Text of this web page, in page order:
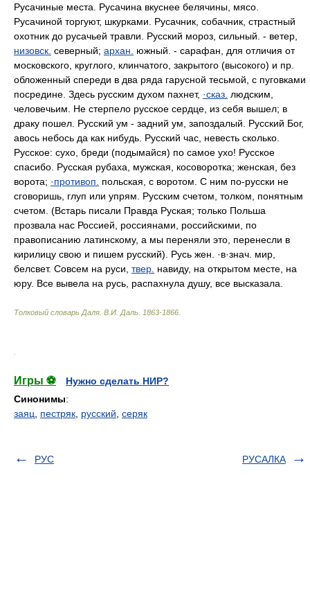
Русачиные места. Русачина вкуснее белячины, мясо.
Русачиной торгуют, шкурками. Русачник, собачник, страстный
охотник до русачьей травли. Русский мороз, сильный. - ветер,
низовск. северный; архан.
южный. - сарафан, для отличия от
московского, круглого, клинчатого, закрытого (высокого) и пр.
обложенный спереди в два ряда гарусной тесьмой, с пуговками
посредине. Здесь русским духом пахнет, ·сказ. людским,
человечьим. Не стерпело русское сердце, из себя вышел; в
драку пошел. Русский ум - задний ум, запоздалый. Русский Бог,
авось небось да как нибудь. Русский час, невесть сколько.
Русское: сухо, бреди (подымайся) по самое ухо! Русское
спасибо. Русская рубаха, мужская, косоворотка; женская, без
ворота; ·противоп.
польская, с воротом. С ним по-русски не
сговоришь, глуп или упрям. Русским счетом, толком, понятным
счетом. (Встарь писали Правда Руская; только Польша
прозвала нас Россией, россиянами, российскими, по
правописанию латинскому, а мы переняли это, перенесли в
кирилицу свою и пишем русский). Русь жен. ·в·знач. мир,
белсвет. Совсем на руси, твер. навиду, на открытом месте, на
юру. Все вывела на русь, распахнула душу, все высказала.
Толковый словарь Даля В.И. Даль. 1863-1866
Игры ⚽
Нужно сделать НИР?
Синонимы:
заяц
пестряк русский серяк
РУС РУСАЛКА